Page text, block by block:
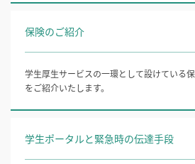
保険のご紹介
学生厚生サービスの一環として設けている
をご紹介いたします。
学生ポータルと緊急時の伝達手段